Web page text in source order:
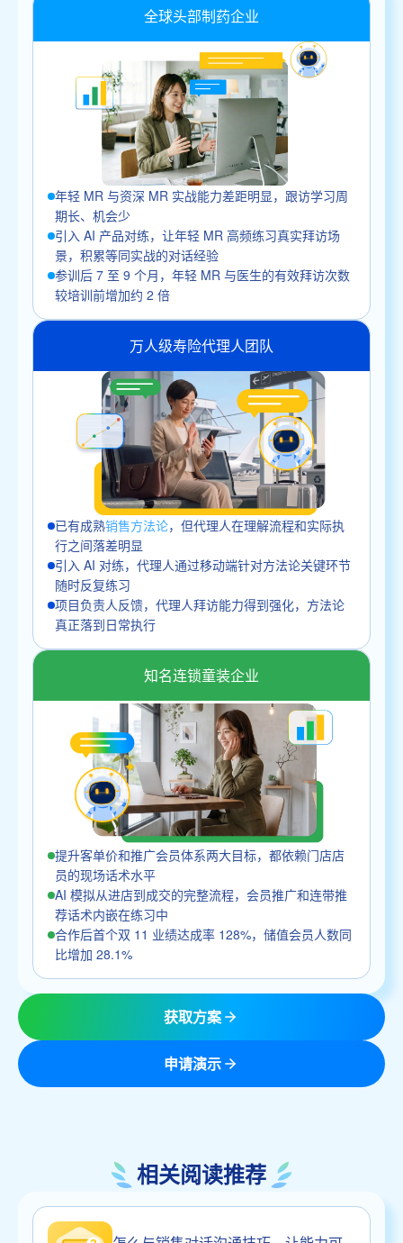
全球头部制药企业
年轻 MR 与资深 MR 实战能力差距明显，跟访学习周
期长、机会少
引入 AI 产品对练，让年轻 MR 高频练习真实拜访场
景，积累等同实战的对话经验
参训后 7 至 9 个月，年轻 MR 与医生的有效拜访次数
较培训前增加约 2 倍
万人级寿险代理人团队
已有成熟销售方法论，但代理人在理解流程和实际执
行之间落差明显
引入 AI 对练，代理人通过移动端针对方法论关键环节
随时反复练习
项目负责人反馈，代理人拜访能力得到强化，方法论
真正落到日常执行
知名连锁童装企业
提升客单价和推广会员体系两大目标，都依赖门店店
员的现场话术水平
AI 模拟从进店到成交的完整流程，会员推广和连带推
荐话术内嵌在练习中
合作后首个双 11 业绩达成率 128%，储值会员人数同
比增加 28.1%
获取方案
申请演示
相关阅读推荐